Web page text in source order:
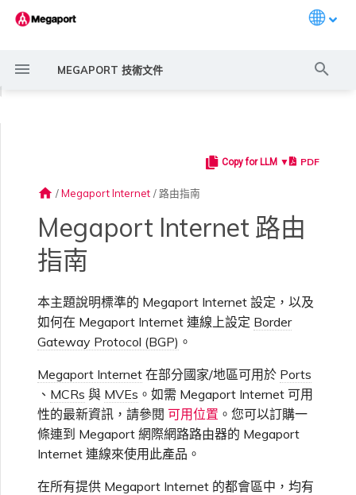
MEGAPORT 技術文件
快速開始
設定 Megaport 帳戶
概述
設定單一登入
邀請使用者加入帳戶
提供技術支援聯絡方式
Megaport Portal 儀表板
瞭解服務頁面
連線至 Latitude.sh
常見多雲連線情境
使用 Megaport 解決方案實
以服務供應商身分使用
Megaport API 管理連線
Megaport 全球網狀 WAN
Megaport 上雲即服務
MACsec
IPsec
雲端原生 VPN 加密
高速跨雲加密
訂購交叉連接
訂購本地迴路
Port 備援
鏈路聚合群組（LAG）
建立 LAG
將 Port 新增至 LAG
終止 Port
建立私有 VXC
遷移 VXC
設定服務金鑰
使用服務金鑰建立連線
設定 Q-in-Q
啟用 BGP
在 Megaport Internet 連
公告的路由
流量工程社群
使用私有 AS 號碼
11:11 Systems
3DS Outscale
AWS Direct Connect
Azure ExpressRoute
Cisco Webex
MCR
概述
3DS Outscale MCR 連線
AWS Direct Connect
Azure MCR 連線
DigitalOcean MCR 連線
MVE
概述
Aruba SD-WAN
Cisco SD-WAN
Fortinet FortiGate
Palo Alto Networks
Versa SD-WAN
MCR 進階 VLAN 與路由功能
MCR 備援
建立 MCR
建立 MCR VXC
設定 MCR
路由過濾
設定 BGP 進階設定
MVE 部署情境
MVE 位置
MVE 備援
vNIC 連線類型
Megaport 網路中的 SSE 與
SASE
6WIND
6WIND 概述
6WIND 授權網路功能
建立 MVE
建立 VXC
連線 MVE
Anapaya 概述
建立 VXC
連線 MVE
終止 MVE
Aruba SD-WAN 概述
建立 VXC
連線 MVE
終止 MVE
Aviatrix Secure Edge 概述
建立 VXC
連線 MVE
終止 MVE
Check Point CloudGuard 概
規劃部署
建立 VXC
連線 MVE
終止 MVE
Cisco MVE 概述
建立 VXC
連線 MVE
將 MPLS 與 SDCI 整合
Fortinet FortiGate 概述
建立 VXC
連線 MVE
終止 MVE
火牆高可用性
Juniper MVE 概述
建立 VXC
連線 MVE
終止 MVE
VM-Series Firewall
Prisma SD-WAN
Peplink FusionHub 概述
建立 VXC
連線 MVE
終止 MVE
Versa SD-WAN 概述
建立 VXC
連線 MVE
終止 MVE
VMware SD-WAN 概述
建立 VXC
連線 MVE
終止 MVE
設定 IX
IX 需求
France-IX 連線
管理 IX
編輯 IX
變更合約 IX 的速率
關閉 IX
終止 IX
IX 工具與功能
MegaIX 功能概述
MegaIX Looking Glass（路
由診斷）
BGP 社群
都會區 ID
建立個人檔案
Marketplace 通知
Marketplace 常見問題
監控 MCR
檢視工作階段事件日誌
管理個人檔案
管理最短合約期續約
管理 Megaport
Marketplace 個人檔案
Port 定價與合約條款
VXC 定價與合約條款
Megaport Internet 定價與合
IX 定價與合約條款
MCR 定價與合約條款
MVE 定價與合約條款
啟用計費市場
指派財務角色
更新帳單資訊
信用卡付款
瞭解 Megaport 帳單
建立 API 金鑰
管理使用者
建立 Port
建立服務金鑰
建立 VXC
快速開始
建立 Megaport Terraform
使用 Megaport Terraform
Provider 建立和管理服務
使用 Megaport 資源進行
Terraform 狀態管理
啟用 Port
訂購時的錯誤
Port 與 VXC
Port 或 VXC 中斷或不穩定
吞吐量與效能
VXC 連線
MCR
MCR 中斷或無法使用
MCR 路由
其他 MCR 問題
MVE
MVE 中斷或無法使用
MVE 網際網路連線
IX 連線
IX BGP 路由
雲端服務供應商互聯位址空間
ExpressRoute 線路容量不足
聯繫支援
支援請求入口網站
瞭解支援請求
升級支援案件
傳送意見回饋
Copy for LLM ▼ PDF
home / Megaport Internet / 路由指南
Megaport Internet 路由
指南
本主題說明標準的 Megaport Internet 設定，以及
如何在 Megaport Internet 連線上設定 Border
Gateway Protocol (BGP) 。
Megaport Internet 在部分國家/地區可用於 Ports
、 MCRs 與 MVEs 。如需 Megaport Internet 可用
性的最新資訊，請參閱 可用位置 。您可以訂購一
條連到 Megaport 網際網路路由器的 Megaport
Internet 連線來使用此產品。
在所有提供 Megaport Internet 的都會區中，均有